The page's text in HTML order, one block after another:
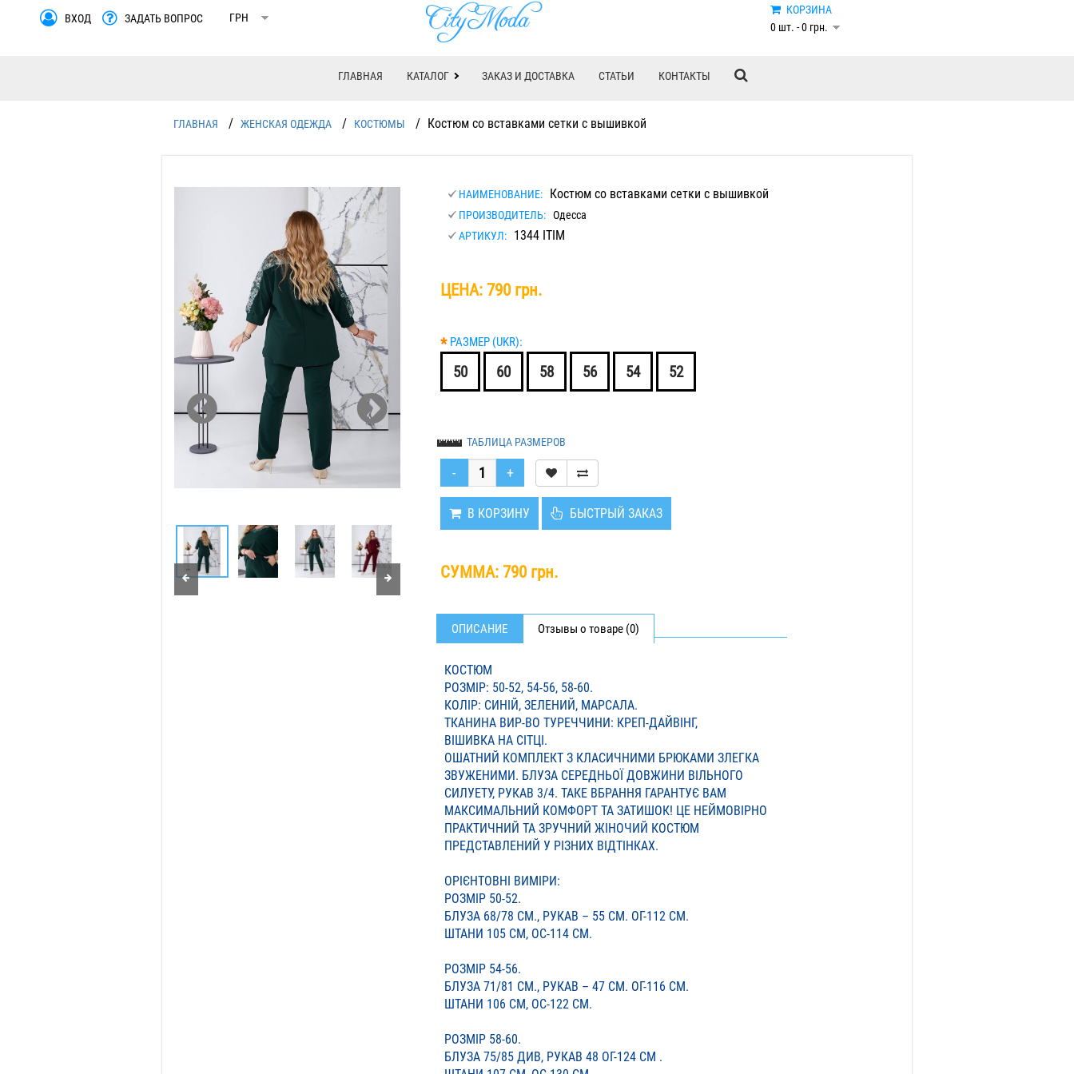
КОРЗИНА
0 шт. - 0 грн.
ВХОД ЗАДАТЬ ВОПРОС
ГЛАВНАЯ КАТАЛОГ ЗАКАЗ И ДОСТАВКА СТАТЬИ КОНТАКТЫ
ГЛАВНАЯ / ЖЕНСКАЯ ОДЕЖДА / КОСТЮМЫ / Костюм со вставками сетки с вышивкой
НАИМЕНОВАНИЕ: Костюм со вставками сетки с вышивкой
ПРОИЗВОДИТЕЛЬ: Одесса
АРТИКУЛ:
1344 ITIM
ЦЕНА: 790 грн.
* РАЗМЕР (UKR):
50 60 58 56 54 52
ТАБЛИЦА РАЗМЕРОВ
В КОРЗИНУ БЫСТРЫЙ ЗАКАЗ
СУММА: 790 грн.
ОПИСАНИЕ Отзывы о товаре (0)
КОСТЮМ
РОЗМІР: 50-52, 54-56, 58-60.
КОЛІР: СИНІЙ, ЗЕЛЕНИЙ, МАРСАЛА.
ТКАНИНА ВИР-ВО ТУРЕЧЧИНИ: КРЕП-ДАЙВІНГ,
ВІШИВКА НА СІТЦІ.
ОШАТНИЙ КОМПЛЕКТ З КЛАСИЧНИМИ БРЮКАМИ ЗЛЕГКА
ЗВУЖЕНИМИ. БЛУЗА СЕРЕДНЬОЇ ДОВЖИНИ ВІЛЬНОГО
СИЛУЕТУ, РУКАВ 3/4. ТАКЕ ВБРАННЯ ГАРАНТУЄ ВАМ
МАКСИМАЛЬНИЙ КОМФОРТ ТА ЗАТИШОК! ЦЕ НЕЙМОВІРНО
ПРАКТИЧНИЙ ТА ЗРУЧНИЙ ЖІНОЧИЙ КОСТЮМ
ПРЕДСТАВЛЕНИЙ У РІЗНИХ ВІДТІНКАХ.
ОРІЄНТОВНІ ВИМІРИ:
РОЗМІР 50-52.
БЛУЗА 68/78 СМ., РУКАВ – 55 СМ. ОГ-112 СМ.
ШТАНИ 105 СМ, ОС-114 СМ.
РОЗМІР 54-56.
БЛУЗА 71/81 СМ., РУКАВ – 47 СМ. ОГ-116 СМ.
ШТАНИ 106 СМ, ОС-122 СМ.
РОЗМІР 58-60.
БЛУЗА 75/85 ДИВ, РУКАВ 48 ОГ-124 СМ .